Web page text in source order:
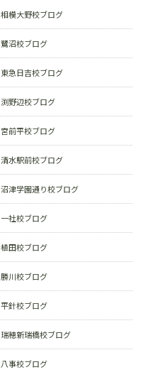
相模大野校ブログ
鷺沼校ブログ
東急日吉校ブログ
渕野辺校ブログ
宮前平校ブログ
清水駅前校ブログ
沼津学園通り校ブログ
一社校ブログ
植田校ブログ
勝川校ブログ
平針校ブログ
瑞穂新瑞橋校ブログ
八事校ブログ